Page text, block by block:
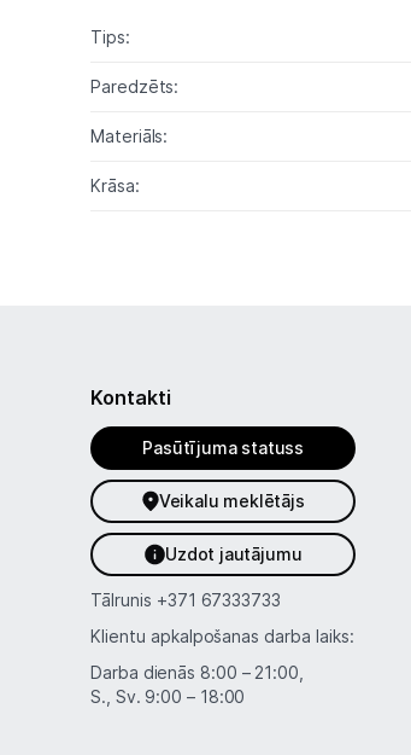
Tips:
Paredzēts:
Materiāls:
Krāsa:
Kontakti
Pasūtījuma statuss
Veikalu meklētājs
Uzdot jautājumu
Tālrunis +371 67333733
Klientu apkalpošanas darba laiks:
Darba dienās 8:00 – 21:00,
S., Sv. 9:00 – 18:00